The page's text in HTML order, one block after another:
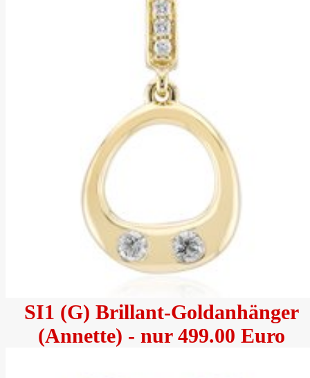
SI1 (G) Brillant-Goldanhänger
(Annette) - nur 499.00 Euro